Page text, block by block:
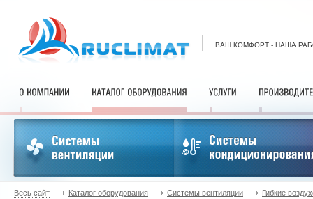
ВАШ КОМФОРТ - НАША
Весь сайт Каталог оборудования Системы вентиляции
Гибкие